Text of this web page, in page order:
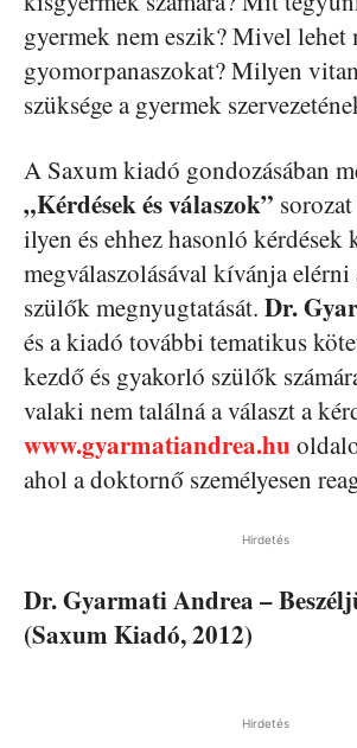
gyermek nem eszik? Mivel lehet
gyomorpanaszokat? Milyen
szüksége a gyermek
A Saxum kiadó gondozásában
„Kérdések és válaszok”
ilyen és ehhez hasonló kérdések
megválaszolásával kívánja elérni
szülők megnyugtatását. Dr.
és a kiadó további tematikus
kezdő és gyakorló szülők
valaki nem találná a választ a
www.gyarmatiandrea.hu
ahol a doktornő személyesen
Hirdetés
Dr. Gyarmati Andrea –
(Saxum Kiadó, 2012)
Hirdetés